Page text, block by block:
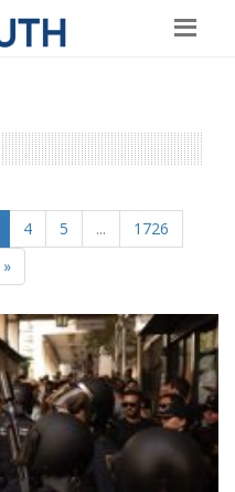
4 5 ...
1726
»